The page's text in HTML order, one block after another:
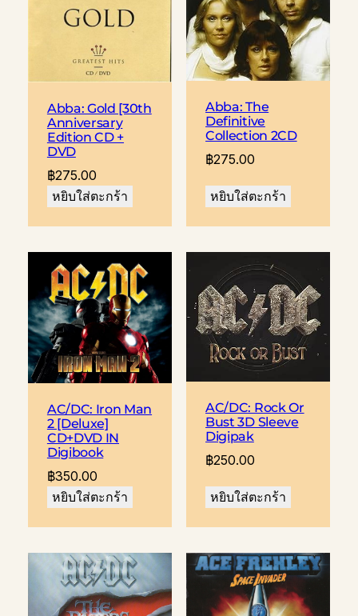
Abba: Gold [30th
Anniversary
Edition CD +
DVD
฿275.00
หยิบใส่ตะกร้า
Abba: The
Definitive
Collection 2CD
฿275.00
หยิบใส่ตะกร้า
AC/DC: Iron Man
2 [Deluxe]
CD+DVD IN
Digibook
฿350.00
หยิบใส่ตะกร้า
AC/DC: Rock Or
Bust 3D Sleeve
Digipak
฿250.00
หยิบใส่ตะกร้า